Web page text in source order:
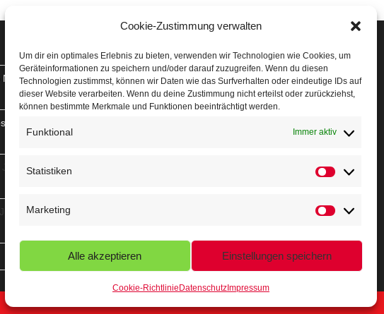
Cookie-Zustimmung verwalten
Um dir ein optimales Erlebnis zu bieten, verwenden wir Technologien wie Cookies, um
Geräteinformationen zu speichern und/oder darauf zuzugreifen. Wenn du diesen
Technologien zustimmst, können wir Daten wie das Surfverhalten oder eindeutige IDs auf
dieser Website verarbeiten. Wenn du deine Zustimmung nicht erteilst oder zurückziehst,
können bestimmte Merkmale und Funktionen beeinträchtigt werden.
Funktional Immer aktiv
Statistiken
Marketing
Alle akzeptieren Einstellungen speichern
Cookie-Richtlinie DatenschutzImpressum
Neuss
in
Höffner Run
Schnuppertag
Terminkalender
Nikolaus-Crosslauf
Capoeira Camp